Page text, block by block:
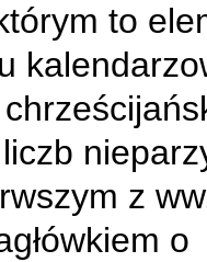
to
z
o